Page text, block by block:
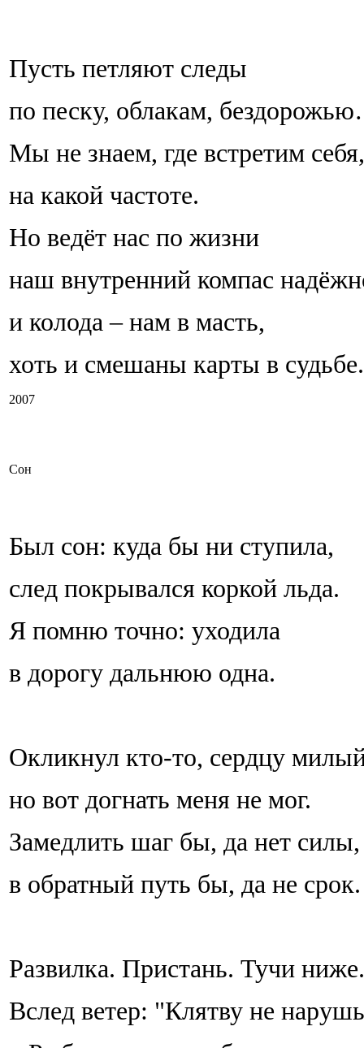
Пусть петляют следы
по песку, облакам,
Мы не знаем, где встретим себя,
на какой частоте.
Но ведёт нас по жизни
наш внутренний компас
и колода – нам в масть,
хоть и смешаны карты в судьбе.
2007
Сон
Был сон: куда бы ни ступила,
след покрывался коркой льда.
Я помню точно: уходила
в дорогу дальнюю одна.
Окликнул кто-то, сердцу
но вот догнать меня не мог.
Замедлить шаг бы, да нет силы,
в обратный путь бы, да не срок.
Развилка. Пристань. Тучи ниже.
Вслед ветер: "Клятву не